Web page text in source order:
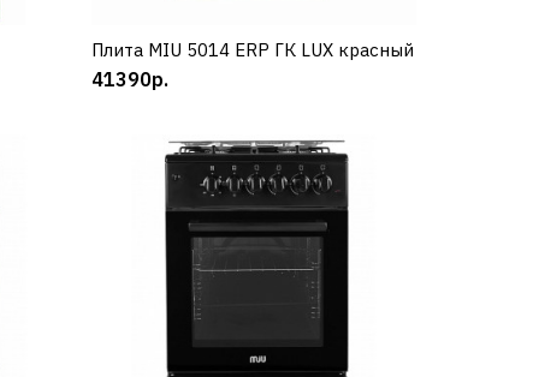
КУПИТЬ
Плита MIU 5014 ERP ГК LUX красный
41390р.